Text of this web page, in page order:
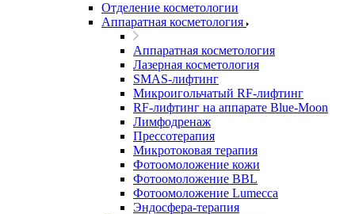
Отделение косметологии
Аппаратная косметология
Аппаратная косметология
Лазерная косметология
SMAS-лифтинг
Микроигольчатый RF-лифтинг
RF-лифтинг на аппарате Blue-Moon
Лимфодренаж
Прессотерапия
Микротоковая терапия
Фотоомоложение кожи
Фотоомоложение BBL
Фотоомоложение Lumecca
Эндосфера-терапия